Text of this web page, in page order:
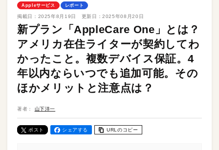
Appleサービス レポート
掲載日： 2025年8月19日 更新日：2025年08月20日
新プラン「AppleCare One」とは？
アメリカ在住ライターが契約してわ
かったこと。複数デバイス保証。4
年以内ならいつでも追加可能。その
ほかメリットと注意点は？
著者： 山下洋一
ポスト シェアする URLのコピー